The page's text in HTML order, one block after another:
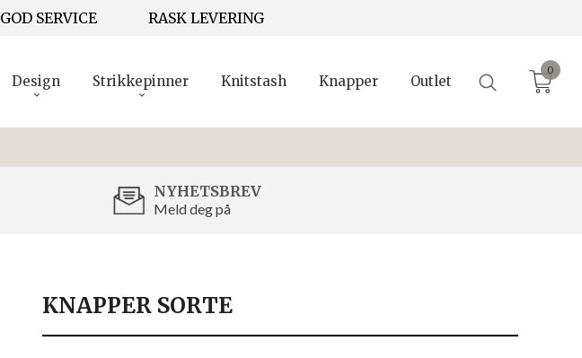
GOD SERVICE RASK LEVERING
Design Strikkepinner Knitstash Knapper Outlet
0
NYHETSBREV
Meld deg på
KNAPPER SORTE